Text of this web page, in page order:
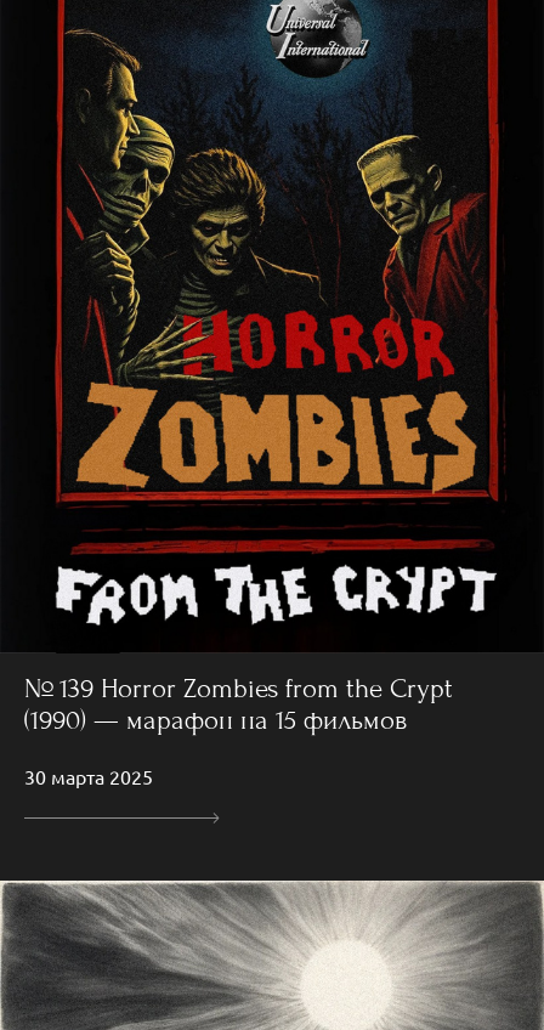
№ 139 Horror Zombies from the Crypt
(1990) — марафон на 15 фильмов
30 марта 2025